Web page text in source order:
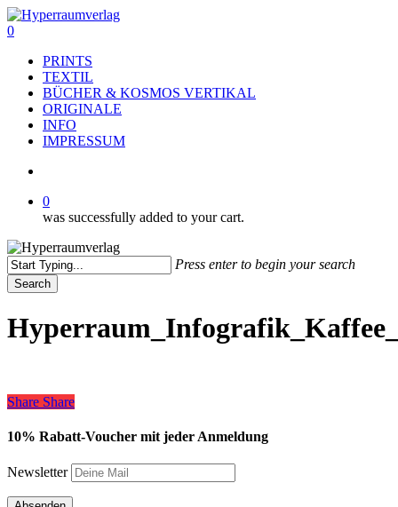
Skip
to
content
search
0
PRINTS
TEXTIL
BÜCHER & KOSMOS VERTIKAL
ORIGINALE
INFO
IMPRESSUM
0
was successfully added to your cart.
Press enter to begin your search
Search
Search
Share
Share Share
10% Rabatt-Voucher mit jeder Anmeldung
Newsletter